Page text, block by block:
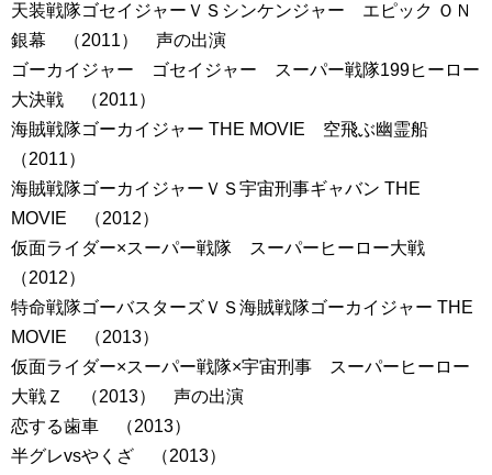
天装戦隊ゴセイジャーＶＳシンケンジャー エピック ＯＮ
銀幕 （2011） 声の出演
ゴーカイジャー ゴセイジャー スーパー戦隊199ヒーロー
大決戦 （2011）
海賊戦隊ゴーカイジャー THE MOVIE 空飛ぶ幽霊船
（2011）
海賊戦隊ゴーカイジャーＶＳ宇宙刑事ギャバン THE
MOVIE （2012）
仮面ライダー×スーパー戦隊 スーパーヒーロー大戦
（2012）
特命戦隊ゴーバスターズＶＳ海賊戦隊ゴーカイジャー THE
MOVIE （2013）
仮面ライダー×スーパー戦隊×宇宙刑事 スーパーヒーロー
大戦Ｚ （2013） 声の出演
恋する歯車 （2013）
半グレvsやくざ （2013）